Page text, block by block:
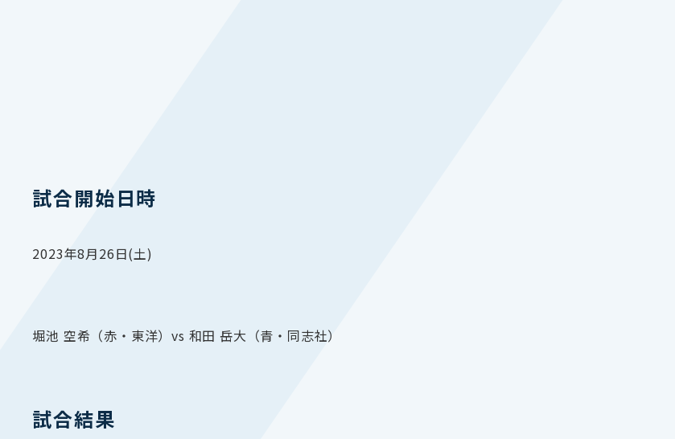
試合開始日時
2023年8月26日(土)
堀池 空希（赤・東洋）vs 和田 岳大（青・同志社）
試合結果